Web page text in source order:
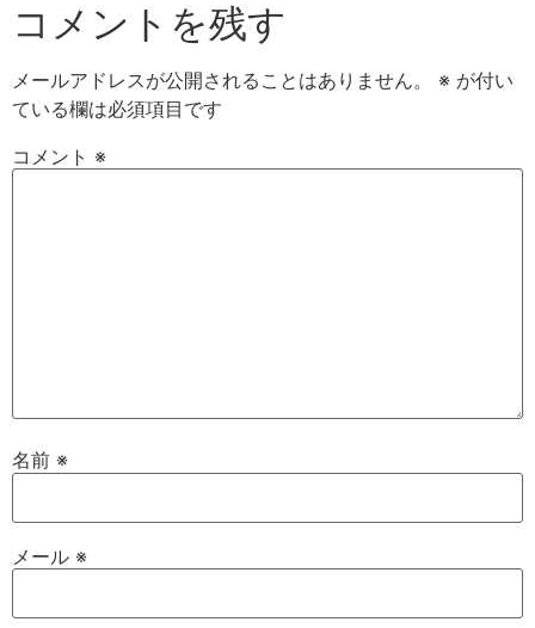
コメントを残す
メールアドレスが公開されることはありません。 ※ が付い
ている欄は必須項目です
コメント ※
名前 ※
メール ※